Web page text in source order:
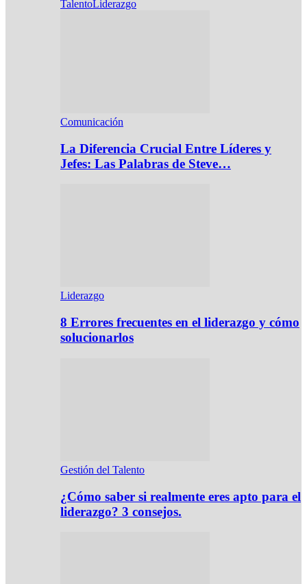
TalentoLiderazgo
Comunicación
La Diferencia Crucial Entre Líderes y
Jefes: Las Palabras de Steve…
Liderazgo
8 Errores frecuentes en el liderazgo y cómo
solucionarlos
Gestión del Talento
¿Cómo saber si realmente eres apto para el
liderazgo? 3 consejos.